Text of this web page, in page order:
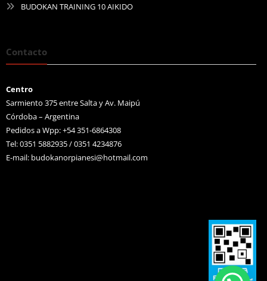
BUDOKAN TRAINING 10 AIKIDO
Contacto
Centro
Sarmiento 375 entre Salta y Av. Maipú
Córdoba – Argentina
Pedidos a Wpp: +54 351-6864308
Tel: 0351 5882935 / 0351 4234876
E-mail: budokanorpianesi@hotmail.com